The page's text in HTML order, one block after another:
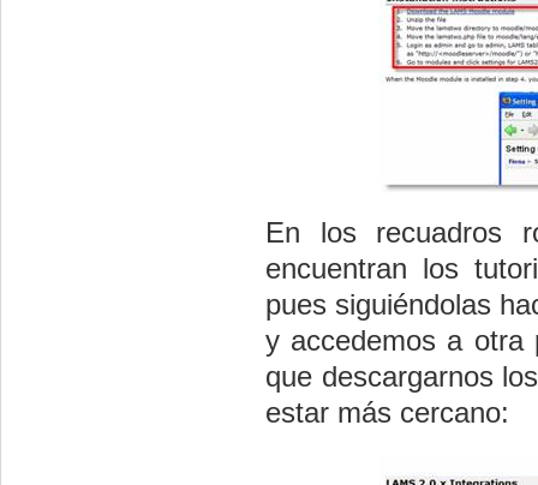
En los recuadros
encuentran los
pues siguiéndolas
y accedemos a otra
que descargarnos
estar más cercano: